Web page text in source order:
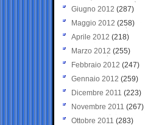
Giugno 2012 (287)
Maggio 2012 (258)
Aprile 2012 (218)
Marzo 2012 (255)
Febbraio 2012 (247)
Gennaio 2012 (259)
Dicembre 2011 (223)
Novembre 2011 (267)
Ottobre 2011 (283)